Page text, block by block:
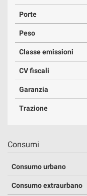
Porte
Peso
Classe emissioni
CV fiscali
Garanzia
Trazione
Consumi
Consumo urbano
Consumo extraurbano